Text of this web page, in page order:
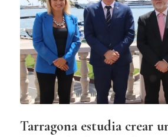
Tarragona estudia crear